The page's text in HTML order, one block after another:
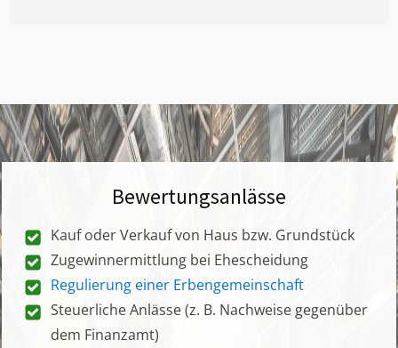
Bewertungsanlässe
Kauf oder Verkauf von Haus bzw. Grundstück
Zugewinnermittlung bei Ehescheidung
Regulierung einer Erbengemeinschaft
Steuerliche Anlässe (z. B. Nachweise gegenüber
dem Finanzamt)